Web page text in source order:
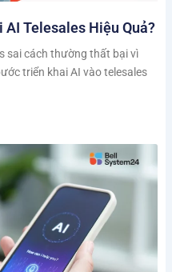
Telesales Hiệu Quả?
sai cách thường thất bại vì
triển khai AI vào telesales